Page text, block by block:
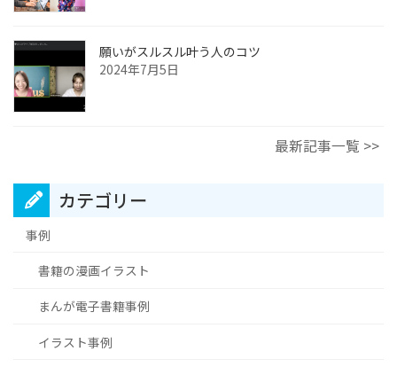
願いがスルスル叶う人のコツ
2024年7月5日
最新記事一覧 >>
カテゴリー
事例
書籍の漫画イラスト
まんが電子書籍事例
イラスト事例